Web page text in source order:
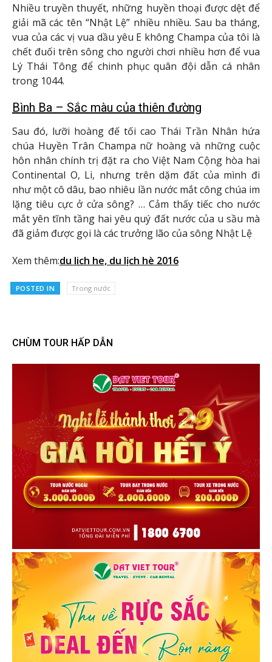
Nhiều truyền thuyết, những huyền thoại được dệt để
giải mã các tên “Nhật Lệ” nhiều nhiều. Sau ba tháng,
vua của các vị vua dầu yêu E không Champa của tôi là
chết đuối trên sông cho người chơi nhiều hơn để vua
Lý Thái Tông để chinh phục quân đội dẫn cá nhân
trong 1044.
Bình Ba – Sắc màu của thiên đường
Sau đó, lưỡi hoàng đế tối cao Thái Trần Nhân hứa
chúa Huyền Trân Champa nữ hoàng và những cuộc
hôn nhân chính trị đặt ra cho Việt Nam Cộng hòa hai
Continental O, Li, nhưng trên dặm đất của mình đi
như một cô dâu, bao nhiêu lần nước mắt công chúa im
lặng tiêu cực ở cửa sông? … Cảm thấy tiếc cho nước
mắt yên tĩnh tầng hai yêu quý đất nước của u sầu mà
đã giảm được gọi là các trưởng lão của sông Nhật Lệ
Xem thêm:du lich he, du lịch hè 2016
POSTED IN Trong nước
CHÙM TOUR HẤP DẪN